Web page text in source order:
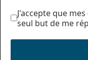
J'accepte que
seul but de me